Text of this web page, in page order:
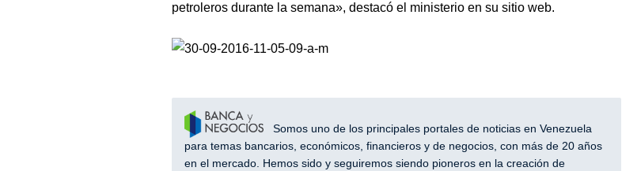
petroleros durante la semana», destacó el ministerio en su sitio web.
Somos uno de los principales portales de noticias en Venezuela
para temas bancarios, económicos, financieros y de negocios, con más de 20 años
en el mercado. Hemos sido y seguiremos siendo pioneros en la creación de